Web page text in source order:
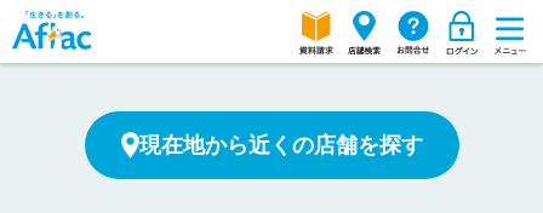
現在地から近くの店舗を探す